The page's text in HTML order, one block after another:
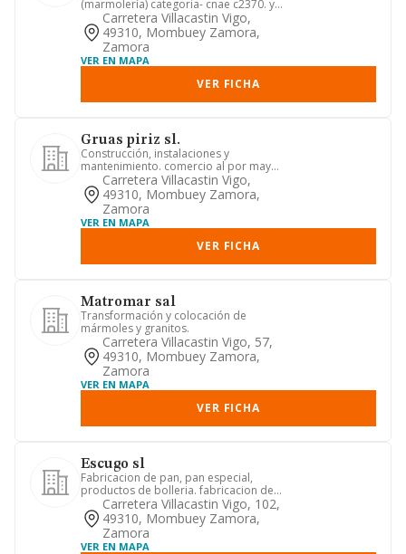
(marmolería) categoria- cnae c2370. y
otras actividades compl...
Carretera Villacastin Vigo,
49310, Mombuey Zamora,
Zamora
VER EN MAPA
VER FICHA
Gruas piriz sl.
Construcción, instalaciones y
mantenimiento. comercio al por mayor
y al por menor. distribución com...
Carretera Villacastin Vigo,
49310, Mombuey Zamora,
Zamora
VER EN MAPA
VER FICHA
Matromar sal
Transformación y colocación de
mármoles y granitos.
Carretera Villacastin Vigo, 57,
49310, Mombuey Zamora,
Zamora
VER EN MAPA
VER FICHA
Escugo sl
Fabricacion de pan, pan especial,
productos de bolleria. fabricacion de
articulos de pasteleria y g...
Carretera Villacastin Vigo, 102,
49310, Mombuey Zamora,
Zamora
VER EN MAPA